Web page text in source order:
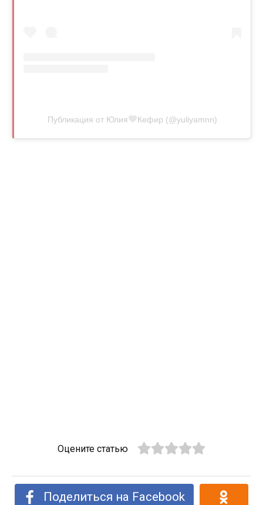
Публикация от Юлия Кефир (@yuliyamnn)
Оцените статью
Поделиться на Facebook